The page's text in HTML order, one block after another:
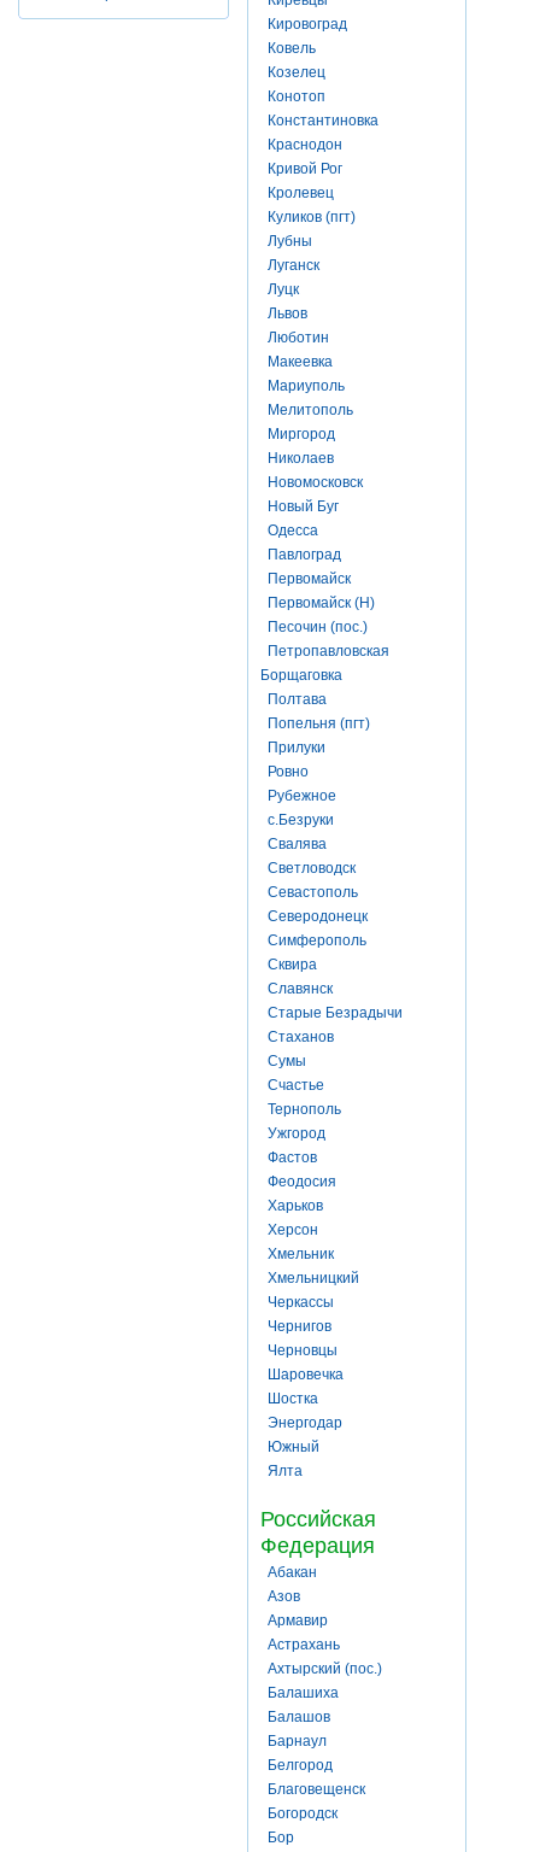
Кировоград
Ковель
Козелец
Конотоп
Константиновка
Краснодон
Кривой Рог
Кролевец
Куликов (пгт)
Лубны
Луганск
Луцк
Львов
Люботин
Макеевка
Мариуполь
Мелитополь
Миргород
Николаев
Новомосковск
Новый Буг
Одесса
Павлоград
Первомайск
Первомайск (Н)
Песочин (пос.)
Петропавловская
Борщаговка
Полтава
Попельня (пгт)
Прилуки
Ровно
Рубежное
с.Безруки
Свалява
Светловодск
Севастополь
Северодонецк
Симферополь
Сквира
Славянск
Старые Безрадычи
Стаханов
Сумы
Счастье
Тернополь
Ужгород
Фастов
Феодосия
Харьков
Херсон
Хмельник
Хмельницкий
Черкассы
Чернигов
Черновцы
Шаровечка
Шостка
Энергодар
Южный
Ялта
Российская
Федерация
Абакан
Азов
Армавир
Астрахань
Ахтырский (пос.)
Балашиха
Балашов
Барнаул
Белгород
Благовещенск
Богородск
Бор